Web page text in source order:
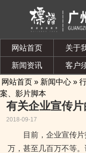
网站首页 关于
新闻资讯 客户
网站首页 » 新闻中心 »
案、影片脚本
有关企业宣传
2018-09-17
目前，企业宣传片
万，甚至几百万不等